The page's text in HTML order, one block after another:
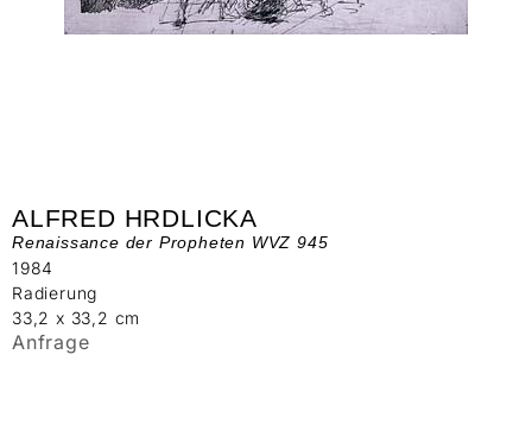
ALFRED HRDLICKA
Renaissance der Propheten WVZ 945
1984
Radierung
33,2 x 33,2 cm
Anfrage